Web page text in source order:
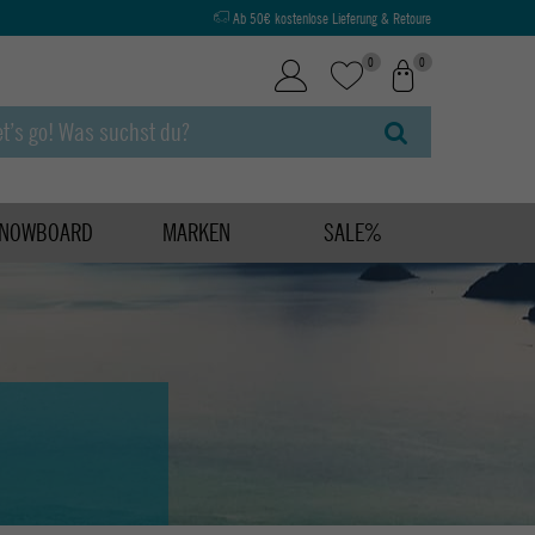
Ab 50€ kostenlose Lieferung & Retoure
0 0
MARKEN SALE%